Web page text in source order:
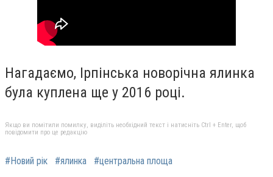
Нагадаємо, Ірпінська новорічна ялинка
була куплена ще у 2016 році.
Якщо ви помітили помилку, виділіть необхідний текст і натисніть Ctrl + Enter, щоб
повідомити про це редакцію
#Новий рік #ялинка #центральна площа